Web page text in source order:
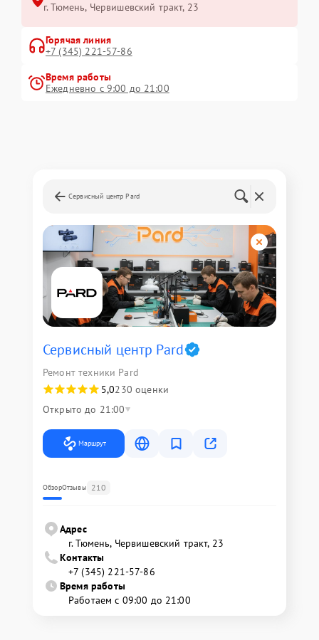
г. Тюмень, ​Червишевский тракт, 23
Горячая линия
+7 (345) 221-57-86
Время работы
Ежедневно с 9:00 до 21:00
Сервисный центр Pard
Сервисный центр Pard
Ремонт техники Pard
5,0230 оценки
Открыто до 21:00
Маршрут
ОбзорОтзывы 210
Адрес
г. Тюмень, ​Червишевский тракт, 23
Контакты
+7 (345) 221-57-86
Время работы
Работаем с 09:00 до 21:00